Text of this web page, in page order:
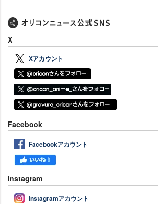
X
Xアカウント
Facebook
Facebookアカウント
Instagram
Instagramアカウント